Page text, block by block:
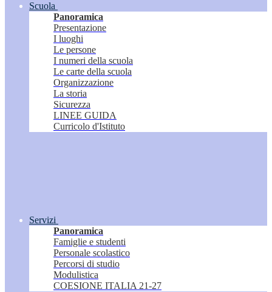
Scuola
Panoramica
Presentazione
I luoghi
Le persone
I numeri della scuola
Le carte della scuola
Organizzazione
La storia
Sicurezza
LINEE GUIDA
Curricolo d'Istituto
Servizi
Panoramica
Famiglie e studenti
Personale scolastico
Percorsi di studio
Modulistica
COESIONE ITALIA 21-27